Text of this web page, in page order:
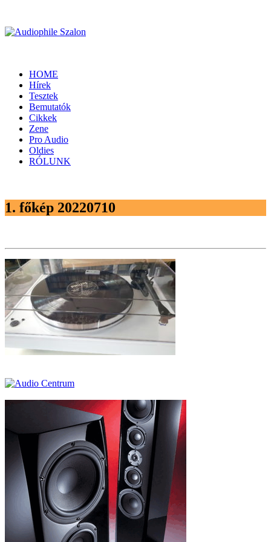
HOME
Hírek
Tesztek
Bemutatók
Cikkek
Zene
Pro Audio
Oldies
RÓLUNK
1. főkép 20220710